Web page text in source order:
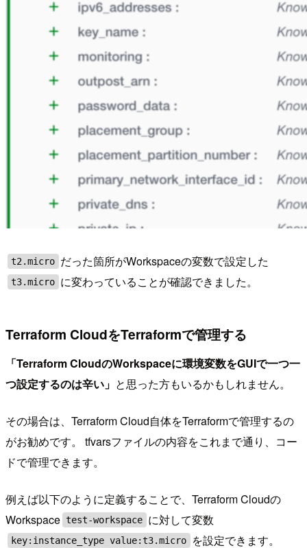
t2.micro だった箇所がWorkspaceの変数で設定した
t3.micro に変わっていることが確認できました。
Terraform CloudをTerraformで管理する
「Terraform CloudのWorkspaceに環境変数をGUIで一つ一
つ設定するのは辛い」 と思った方もいるかもしれません。
その場合は、Terraform Cloud自体をTerraformで管理するの
がお勧めです。 tfvarsファイルの内容をこれまで通り、コー
ドで管理できます。
例えば以下のように定義することで、Terraform Cloudの
Workspace test-workspace に対して変数
key:instance_type value:t3.micro を設定できます。